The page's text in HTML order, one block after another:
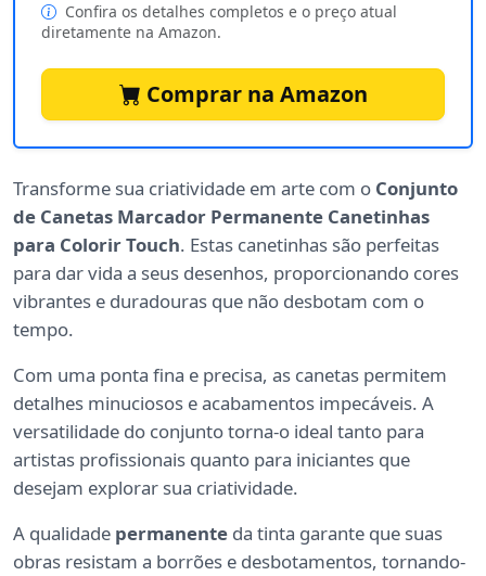
Confira os detalhes completos e o preço atual
diretamente na Amazon.
Comprar na Amazon
Transforme sua criatividade em arte com o Conjunto
de Canetas Marcador Permanente Canetinhas
para Colorir Touch. Estas canetinhas são perfeitas
para dar vida a seus desenhos, proporcionando cores
vibrantes e duradouras que não desbotam com o
tempo.
Com uma ponta fina e precisa, as canetas permitem
detalhes minuciosos e acabamentos impecáveis. A
versatilidade do conjunto torna-o ideal tanto para
artistas profissionais quanto para iniciantes que
desejam explorar sua criatividade.
A qualidade permanente da tinta garante que suas
obras resistam a borrões e desbotamentos, tornando-